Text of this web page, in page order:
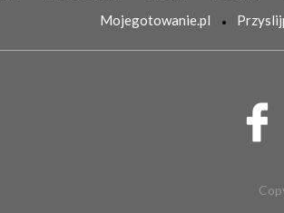
Mojegotowanie.pl